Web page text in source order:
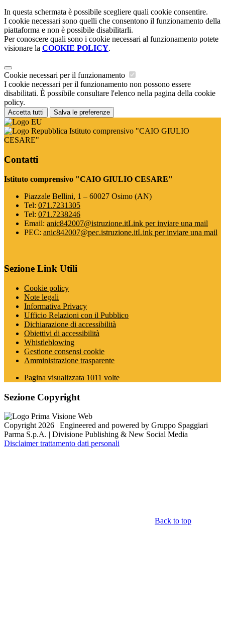
In questa schermata è possibile scegliere quali cookie consentire.
I cookie necessari sono quelli che consentono il funzionamento della
piattaforma e non è possibile disabilitarli.
Per conoscere quali sono i cookie necessari al funzionamento potete
visionare la COOKIE POLICY.
Cookie necessari per il funzionamento
I cookie necessari per il funzionamento non possono essere
disabilitati. È possibile consultare l'elenco nella pagina della cookie
policy.
Accetta tutti Salva le preferenze
Istituto comprensivo "CAIO GIULIO
CESARE"
Contatti
Istituto comprensivo "CAIO GIULIO CESARE"
Piazzale Bellini, 1 – 60027 Osimo (AN)
Tel: 071.7231305
Tel: 071.7238246
Email: anic842007@istruzione.itLink per inviare una mail
PEC: anic842007@pec.istruzione.itLink per inviare una mail
Sezione Link Utili
Cookie policy
Note legali
Informativa Privacy
Ufficio Relazioni con il Pubblico
Dichiarazione di accessibilità
Obiettivi di accessibilità
Whistleblowing
Gestione consensi cookie
Amministrazione trasparente
Pagina visualizzata 1011 volte
Sezione Copyright
Copyright 2026 | Engineered and powered by Gruppo Spaggiari
Parma S.p.A. | Divisione Publishing & New Social Media
Disclaimer trattamento dati personali
Back to top